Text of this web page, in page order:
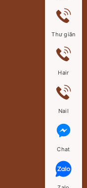
Thư giãn
Hair
Nail
Chat